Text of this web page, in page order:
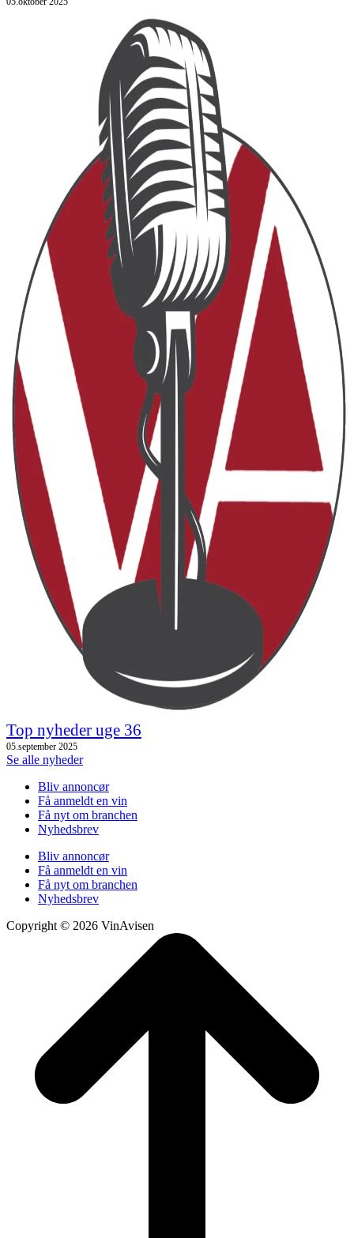
Top nyheder uge 36
05.september 2025
Se alle nyheder
Bliv annoncør
Få anmeldt en vin
Få nyt om branchen
Nyhedsbrev
Bliv annoncør
Få anmeldt en vin
Få nyt om branchen
Nyhedsbrev
Copyright © 2026 VinAvisen